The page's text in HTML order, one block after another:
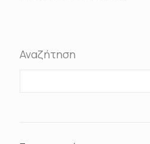
Αναζήτηση